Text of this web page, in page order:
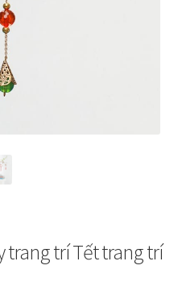
doanh nghiệp
trang trí Tết trang trí